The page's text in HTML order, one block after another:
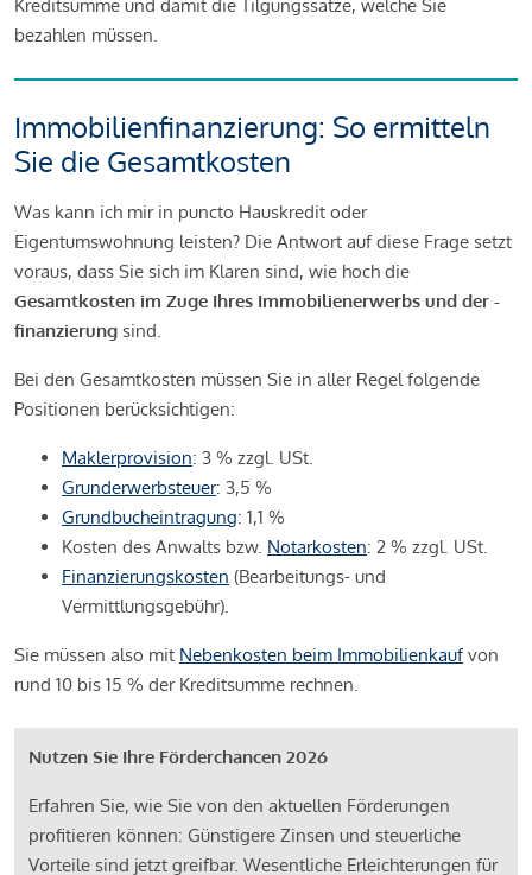
Kreditsumme und damit die Tilgungssätze, welche Sie
bezahlen müssen.
Immobilienfinanzierung: So ermitteln
Sie die Gesamtkosten
Was kann ich mir in puncto Hauskredit oder
Eigentumswohnung leisten? Die Antwort auf diese Frage setzt
voraus, dass Sie sich im Klaren sind, wie hoch die
Gesamtkosten im Zuge Ihres Immobilienerwerbs und der -
finanzierung sind.
Bei den Gesamtkosten müssen Sie in aller Regel folgende
Positionen berücksichtigen:
Maklerprovision: 3 % zzgl. USt.
Grunderwerbsteuer: 3,5 %
Grundbucheintragung: 1,1 %
Kosten des Anwalts bzw. Notarkosten: 2 % zzgl. USt.
Finanzierungskosten (Bearbeitungs- und
Vermittlungsgebühr).
Sie müssen also mit Nebenkosten beim Immobilienkaufvon
rund 10 bis 15 % der Kreditsumme rechnen.
Nutzen Sie Ihre Förderchancen 2026
Erfahren Sie, wie Sie von den aktuellen Förderungen
profitieren können: Günstigere Zinsen und steuerliche
Vorteile sind jetzt greifbar. Wesentliche Erleichterungen für